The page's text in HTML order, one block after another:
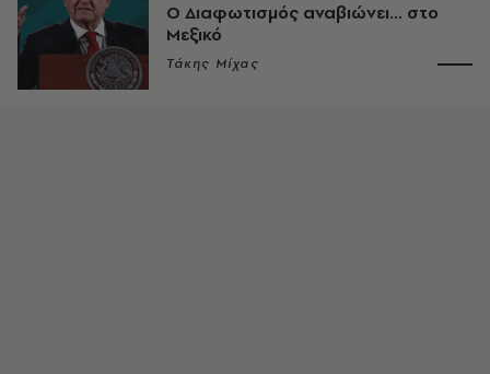
O Διαφωτισμός αναβιώνει... στο
Μεξικό
Τάκης Μίχας